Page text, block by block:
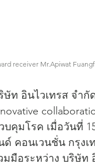
receiver Mr.Apiwat
ษัท อินไวเทรส จำกั
บคุมโรค เมื่อวันที่
ด์ คอนเวนชั่น กรุงเ
มมือระหว่าง บริษัท